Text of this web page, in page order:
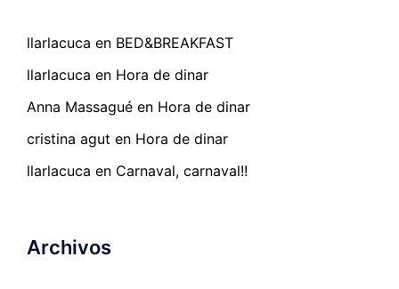
llarlacuca en BED&BREAKFAST
llarlacuca en Hora de dinar
Anna Massagué en Hora de dinar
cristina agut en Hora de dinar
llarlacuca en Carnaval, carnaval!!
Archivos